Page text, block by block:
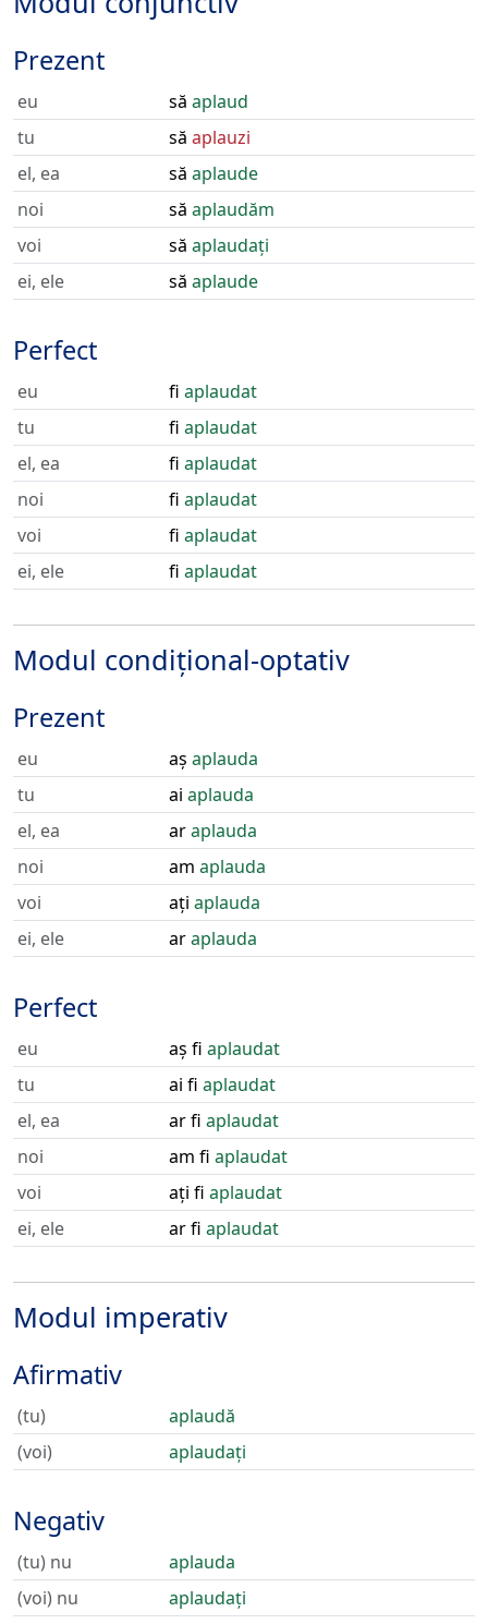
Prezent
eu să aplaud
tu
să aplauzi
el, ea
să aplaude
noi
să aplaudăm
voi
să aplaudați
ei, ele
să aplaude
Perfect
eu fi aplaudat
tu
fi aplaudat
el, ea
fi aplaudat
noi
fi aplaudat
voi
fi aplaudat
ei, ele
fi aplaudat
Modul condițional-optativ
Prezent
eu aș aplauda
tu
ai aplauda
el, ea
araplauda
noi
am aplauda
voi
ați aplauda
ei, ele
araplauda
Perfect
eu aș fi aplaudat
tu
ai fi aplaudat
el, ea
ar fi aplaudat
noi
am fi aplaudat
voi
ați fi aplaudat
ei, ele
ar fi aplaudat
Modul imperativ
Afirmativ
(tu)
aplaudă
(voi)
aplaudați
Negativ
(tu) nu
aplauda
(voi) nu
aplaudați